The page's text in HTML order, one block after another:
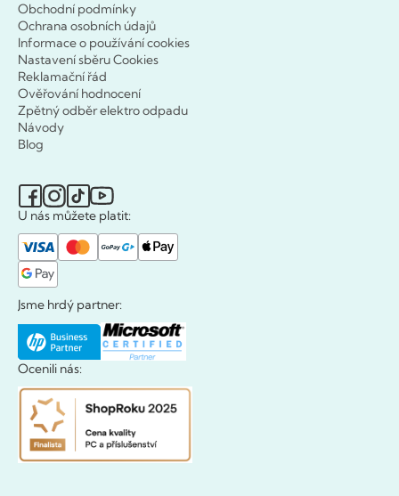
Obchodní podmínky
Ochrana osobních údajů
Informace o používání cookies
Nastavení sběru Cookies
Reklamační řád
Ověřování hodnocení
Zpětný odběr elektro odpadu
Návody
Blog
U nás můžete platit:
Jsme hrdý partner:
Ocenili nás: